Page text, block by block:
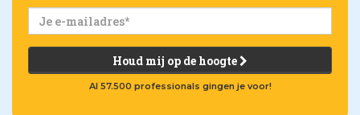
Houd mij op de hoogte
Al 57.500 professionals gingen je voor!